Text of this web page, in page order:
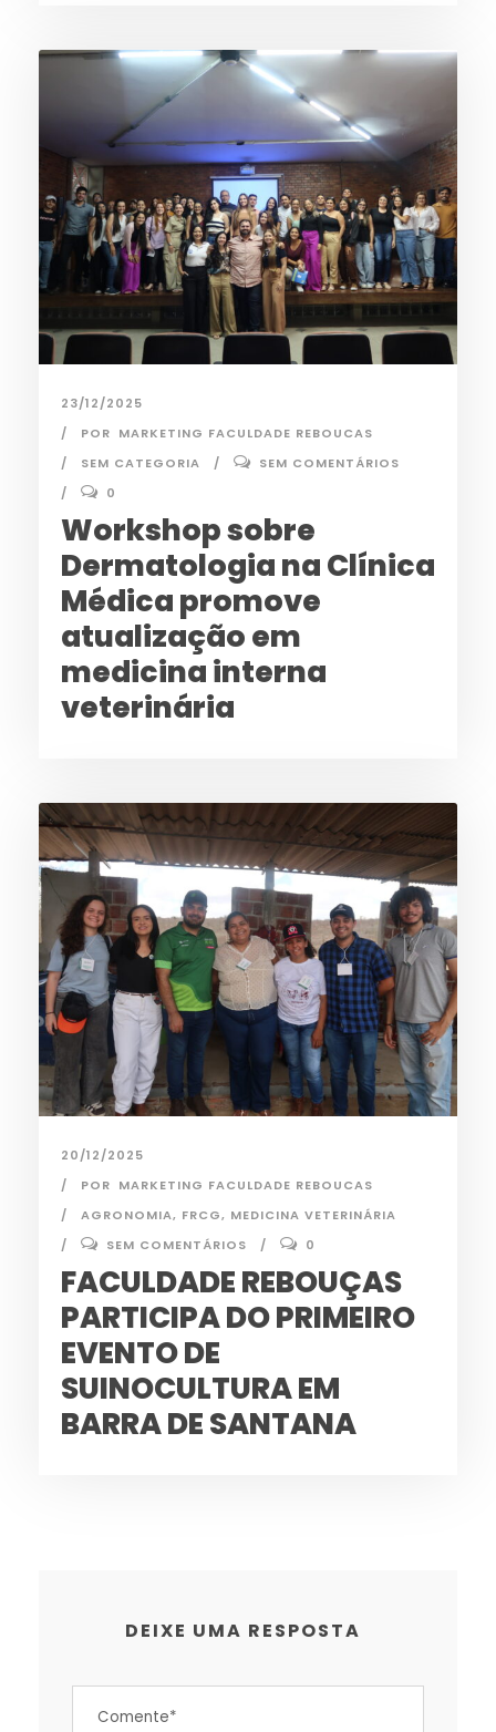
23/12/2025
POR MARKETING FACULDADE REBOUCAS
SEM CATEGORIA
SEM COMENTÁRIOS
0
Workshop sobre
Dermatologia na Clínica
Médica promove
atualização em
medicina interna
veterinária
20/12/2025
POR MARKETING FACULDADE REBOUCAS
AGRONOMIA, FRCG, MEDICINA VETERINÁRIA
SEM COMENTÁRIOS
0
FACULDADE REBOUÇAS
PARTICIPA DO PRIMEIRO
EVENTO DE
SUINOCULTURA EM
BARRA DE SANTANA
DEIXE UMA RESPOSTA